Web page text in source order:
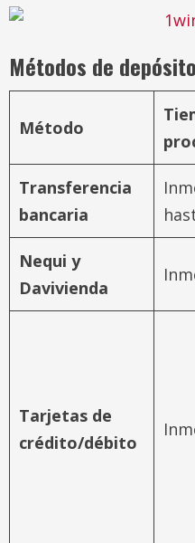
Métodos de
Método
Transferencia
bancaria
Nequi y
Davivienda
Tarjetas de
crédito/débito